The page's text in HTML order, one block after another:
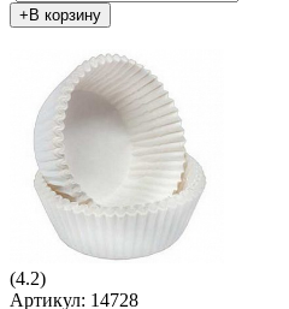
+В корзину
(4.2)
Артикул: 14728